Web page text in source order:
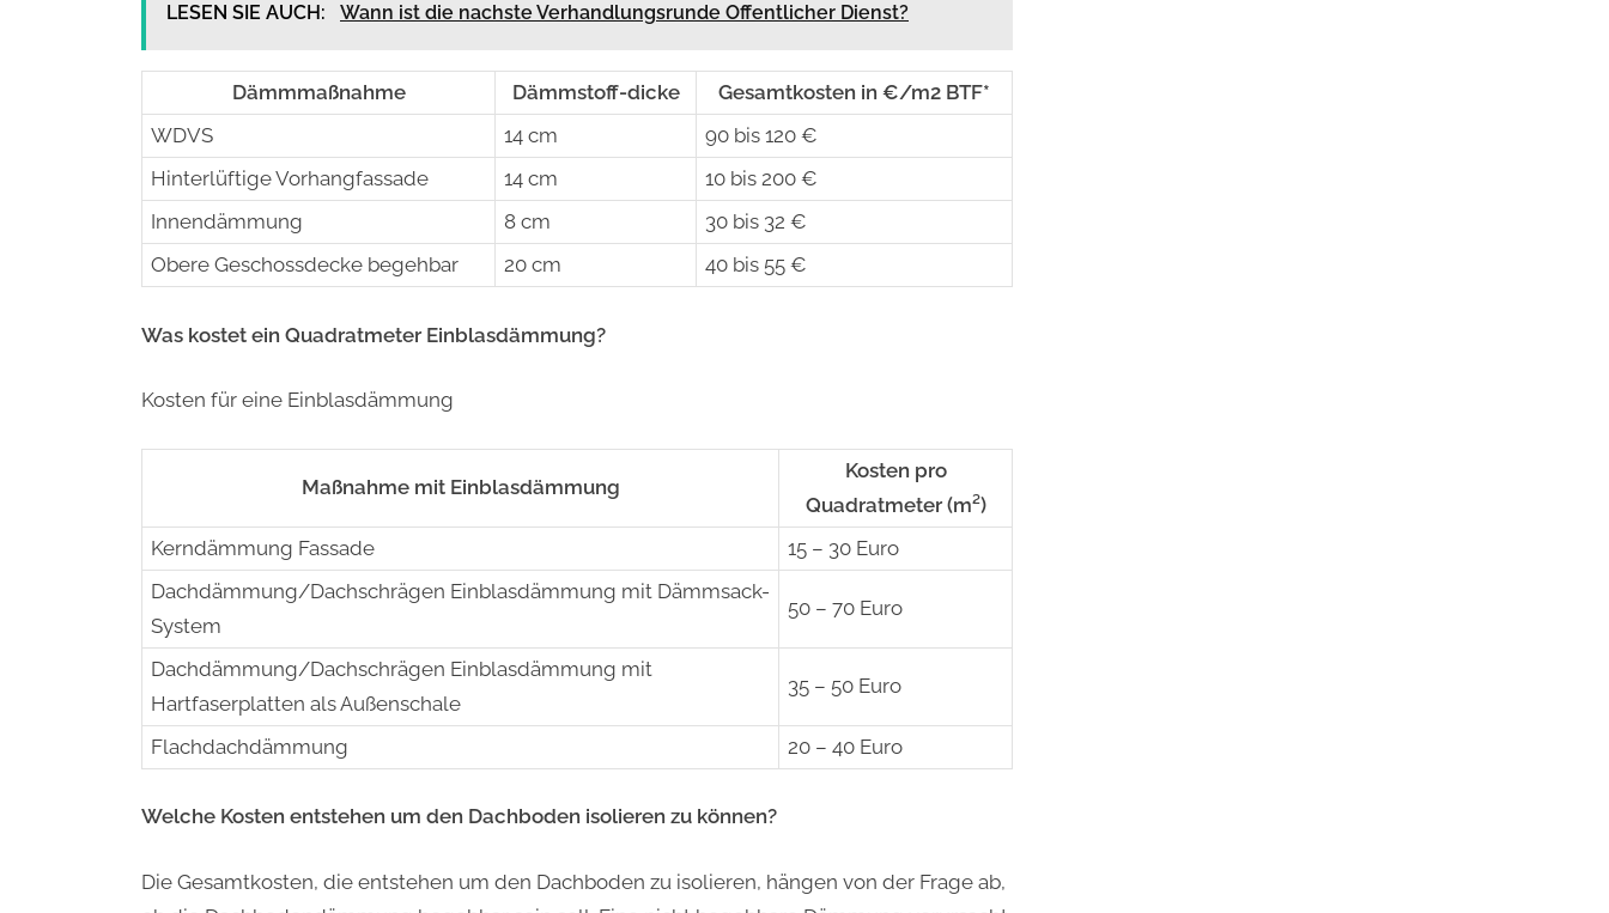
LESEN SIE AUCH: Wann ist die nachste Verhandlungsrunde Offentlicher Dienst?
Dämmmaßnahme Dämmstoff-dicke
Gesamtkosten in €/m2 BTF*
WDVS
14 cm
90 bis 120 €
Hinterlüftige Vorhangfassade
14 cm
10 bis 200 €
Innendämmung
8 cm
30 bis 32 €
Obere Geschossdecke begehbar
20 cm 40 bis 55 €
Was kostet ein Quadratmeter Einblasdämmung?
Kosten für eine Einblasdämmung
Maßnahme mit Einblasdämmung
Kosten pro
Quadratmeter (m²)
Kerndämmung Fassade
15 – 30 Euro
Dachdämmung/Dachschrägen Einblasdämmung mit Dämmsack-
System
50 – 70 Euro
Dachdämmung/Dachschrägen Einblasdämmung mit
Hartfaserplatten als Außenschale
35 – 50 Euro
Flachdachdämmung 20 – 40 Euro
Welche Kosten entstehen um den Dachboden isolieren zu können?
Die Gesamtkosten, die entstehen um den Dachboden zu isolieren, hängen von der Frage ab,